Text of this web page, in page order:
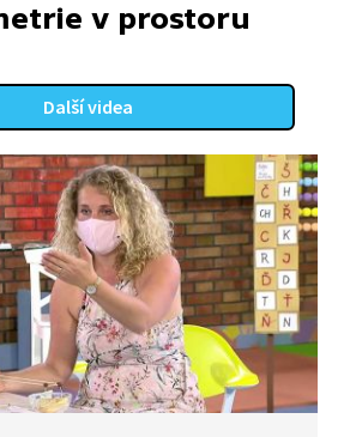
v prostoru
Další videa